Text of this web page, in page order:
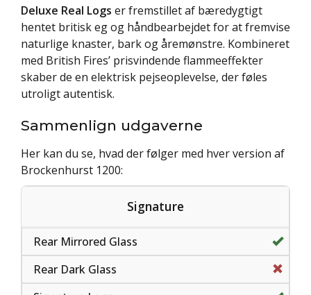
Deluxe Real Logs er fremstillet af bæredygtigt
hentet britisk eg og håndbearbejdet for at fremvise
naturlige knaster, bark og åremønstre. Kombineret
med British Fires’ prisvindende flammeeffekter
skaber de en elektrisk pejseoplevelse, der føles
utroligt autentisk.
Sammenlign udgaverne
Her kan du se, hvad der følger med hver version af
Brockenhurst 1200:
Signature